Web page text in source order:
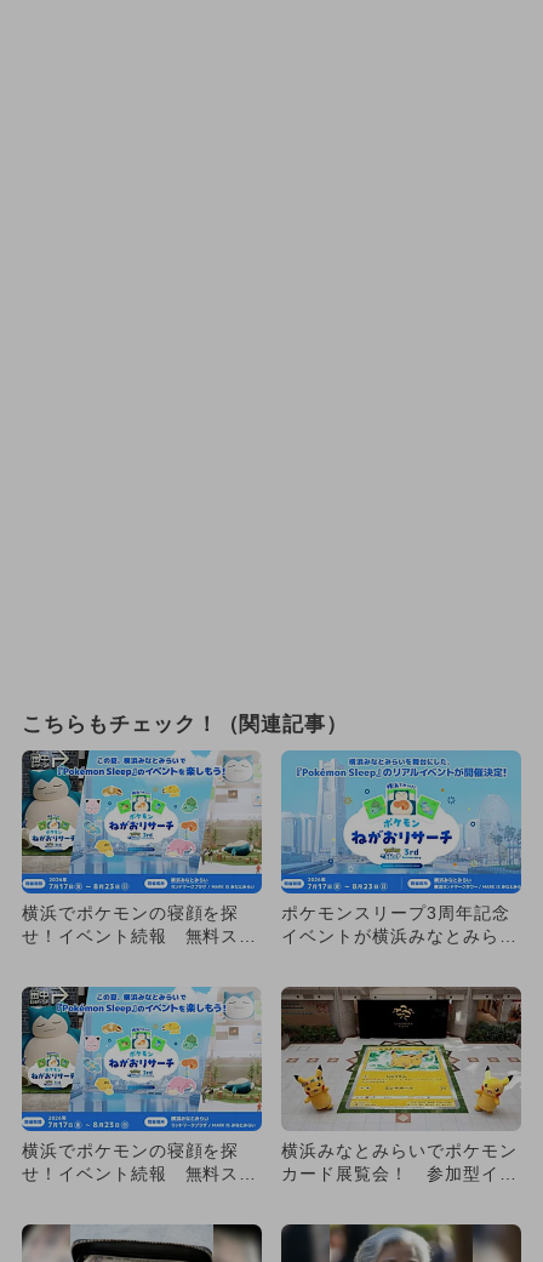
こちらもチェック！（関連記事）
横浜でポケモンの寝顔を探
せ！イベント続報 無料スタ
登場
ポケモンスリープ3周年記念
イベントが横浜みなとみらい
も
横浜でポケモンの寝顔を探
せ！イベント続報 無料スタ
横浜みなとみらいでポケモン
カード展覧会！ 参加型イベ